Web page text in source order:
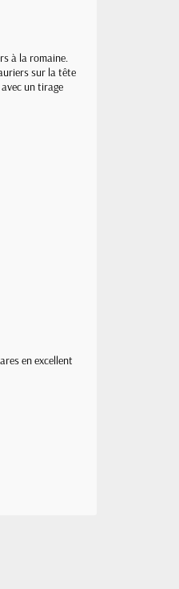
à la romaine.
sur la tête
un tirage
en excellent